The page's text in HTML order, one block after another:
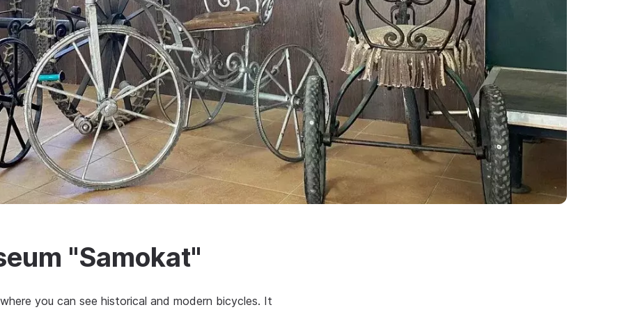
"Samokat"
you can see historical and modern bicycles. It